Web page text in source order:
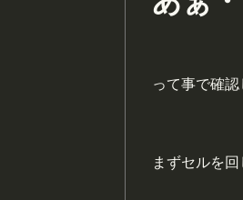
って事で確認
まずセルを